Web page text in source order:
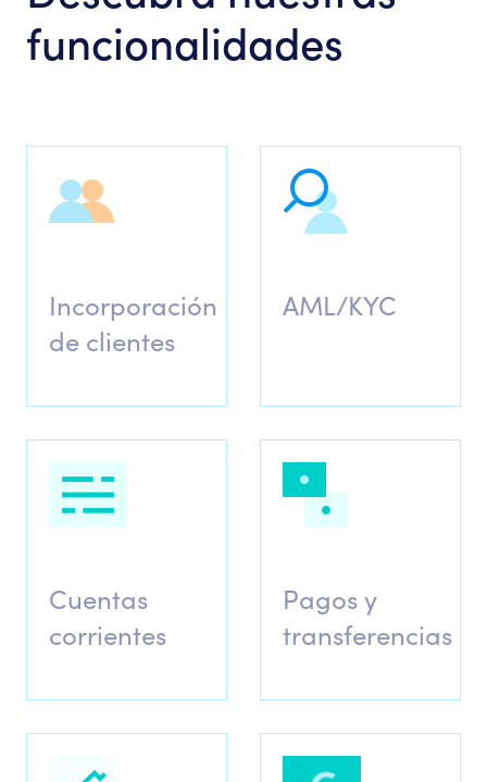
funcionalidades
Incorporación
de clientes
AML/KYC
Cuentas
corrientes
Pagos y
transferencias